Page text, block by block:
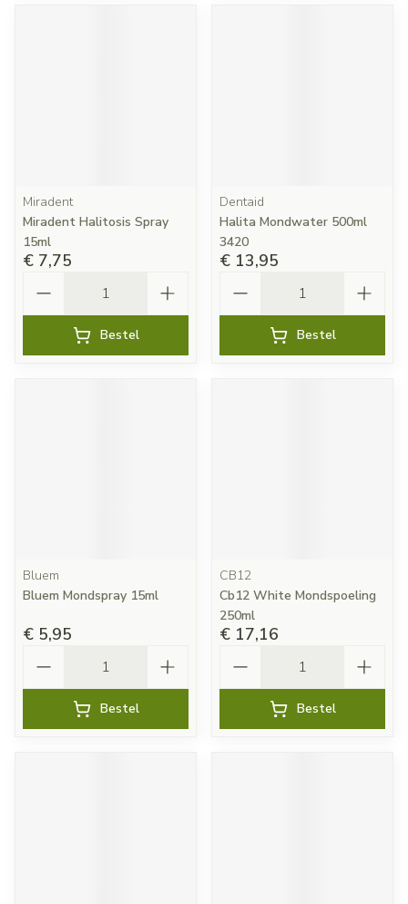
Miradent
Miradent Halitosis Spray
15ml
€ 7,75
Bestel
Dentaid
Halita Mondwater 500ml
3420
€ 13,95
Bestel
Bluem
Bluem Mondspray 15ml
€ 5,95
Bestel
CB12
Cb12 White Mondspoeling
250ml
€ 17,16
Bestel